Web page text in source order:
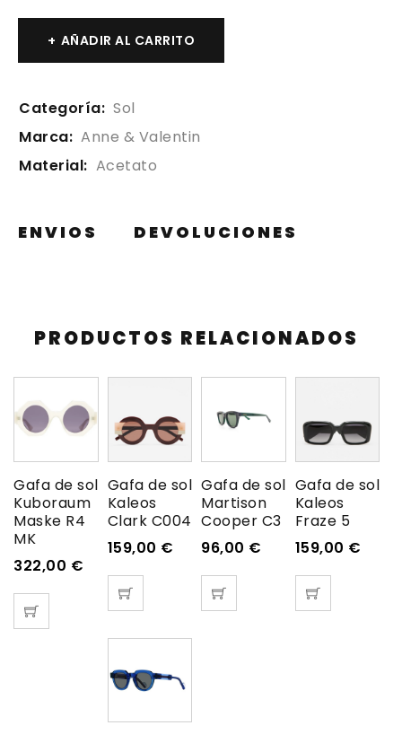
AÑADIR AL CARRITO
Categoría: Sol
Marca: Anne & Valentin
Material: Acetato
ENVIOS DEVOLUCIONES
PRODUCTOS RELACIONADOS
Gafa de sol
Kuboraum
Maske R4
MK
322,00 €
Gafa de sol
Kaleos
Clark C004
159,00 €
Gafa de sol
Martison
Cooper C3
96,00 €
Gafa de sol
Kaleos
Fraze 5
159,00 €